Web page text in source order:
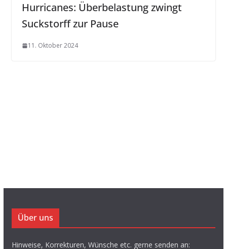
Hurricanes: Überbelastung zwingt
Suckstorff zur Pause
11. Oktober 2024
Über uns
Hinweise, Korrekturen, Wünsche etc. gerne senden an: